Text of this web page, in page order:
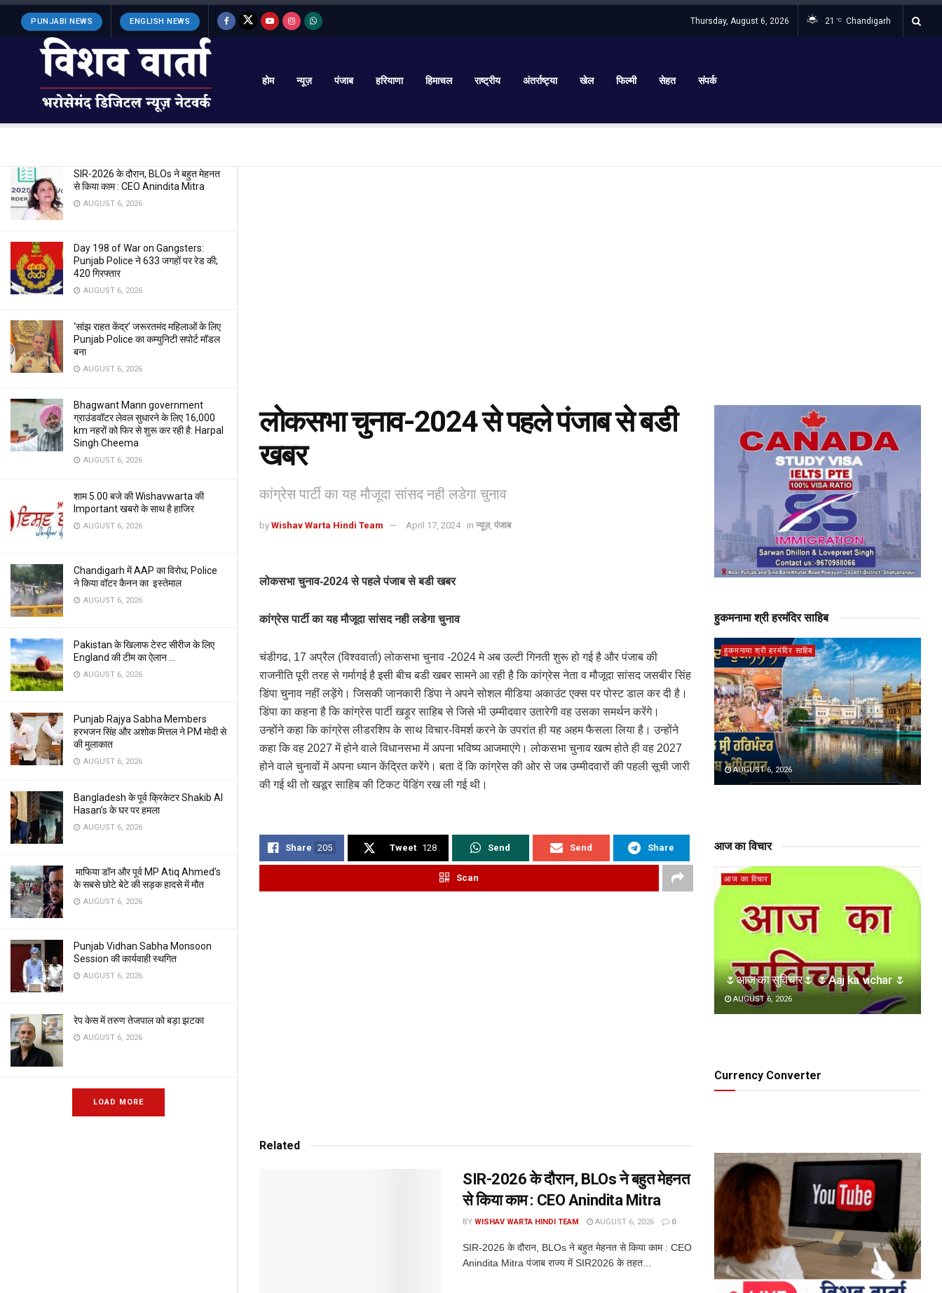
LATEST TRENDING Filter
लोकसभा चुनाव-2024 से पहले पंजाब से बडी
SIR-2026 के दौरान, BLOs ने बहुत मेहनत
से किया काम : CEO Anindita Mitra
AUGUST 6, 2026
Day 198 of War on Gangsters:
Punjab Police ने 633 जगहों पर रेड की;
420 गिरफ्तार
AUGUST 6, 2026
‘सांझ राहत केंद्र’ जरूरतमंद महिलाओं के लिए
Punjab Police का कम्युनिटी सपोर्ट मॉडल
बना
AUGUST 6, 2026
Bhagwant Mann government
ग्राउंडवॉटर लेवल सुधारने के लिए 16,000
km नहरों को फिर से शुरू कर रही है: Harpal
Singh Cheema
AUGUST 6, 2026
शाम 5.00 बजे की Wishavwarta की
Important खबरो के साथ है हाजिर
AUGUST 6, 2026
Chandigarh में AAP का विरोध; Police
ने किया वॉटर कैनन का इस्तेमाल
AUGUST 6, 2026
Pakistan के खिलाफ टेस्ट सीरीज के लिए
England की टीम का ऐलान …
AUGUST 6, 2026
Punjab Rajya Sabha Members
हरभजन सिंह और अशोक मित्तल ने PM मोदी से
की मुलाकात
AUGUST 6, 2026
Bangladesh के पूर्व क्रिकेटर Shakib Al
Hasan’s के घर पर हमला
AUGUST 6, 2026
माफिया डॉन और पूर्व MP Atiq Ahmed’s
के सबसे छोटे बेटे की सड़क हादसे में मौत
AUGUST 6, 2026
Punjab Vidhan Sabha Monsoon
Session की कार्यवाही स्थगित
AUGUST 6, 2026
रेप केस में तरुण तेजपाल को बड़ा झटका
AUGUST 6, 2026
LOAD MORE
PUNJABI NEWS ENGLISH NEWS Thursday, August 6, 2026 21 °C Chandigarh
होम न्यूज़ पंजाब हरियाणा हिमाचल राष्ट्रीय अंतर्राष्ट्या खेल फिल्मी सेहत संपर्क
लोकसभा चुनाव-2024 से पहले पंजाब से बडी
खबर
कांग्रेस पार्टी का यह मौजूदा सांसद नही लडेगा चुनाव
by Wishav Warta Hindi Team April 17, 2024 in न्यूज़, पंजाब
लोकसभा चुनाव-2024 से पहले पंजाब से बडी खबर
कांग्रेस पार्टी का यह मौजूदा सांसद नही लडेगा चुनाव
चंडीगढ, 17 अप्रैल (विश्ववार्ता) लोकसभा चुनाव -2024 मे अब उल्टी गिनती शुरू हो गई है और पंजाब की
राजनीति पूरी तरह से गर्मागई है इसी बीच बडी खबर सामने आ रही है कि कांग्रेस नेता व मौजूदा सांसद जसबीर सिंह
डिंपा चुनाव नहीं लड़ेंगे। जिसकी जानकारी डिंपा ने अपने सोशल मीडिया अकाउंट एक्स पर पोस्ट डाल कर दी है।
डिंपा का कहना है कि कांग्रेस पार्टी खड़ूर साहिब से जिसे भी उम्मीदवार उतारेगी वह उसका समर्थन करेंगे।
उन्होंने कहा कि कांग्रेस लीडरशिप के साथ विचार-विमर्श करने के उपरांत ही यह अहम फैसला लिया है। उन्होंने
कहा कि वह 2027 में होने वाले विधानसभा में अपना भविष्य आजमाएंगे। लोकसभा चुनाव खत्म होते ही वह 2027
होने वाले चुनावों में अपना ध्यान केंद्रित करेंगे। बता दें कि कांग्रेस की ओर से जब उम्मीदवारों की पहली सूची जारी
की गई थी तो खडूर साहिब की टिकट पेंडिंग रख ली गई थी।
Share 205 Tweet 128 Send Send Share
Scan
Related
SIR-2026 के दौरान, BLOs ने बहुत मेहनत
से किया काम : CEO Anindita Mitra
BY WISHAV WARTA HINDI TEAM AUGUST 6, 2026 0
SIR-2026 के दौरान, BLOs ने बहुत मेहनत से किया काम : CEO
Anindita Mitra पंजाब राज्य में SIR2026 के तहत...
हुकमनामा श्री हरमंदिर साहिब
हुकमनामा श्री हरमंदिर साहिब
AUGUST 6, 2026
आज का विचार
आज का विचार
🌷आज का सुविचार🌷 🌷Aaj ka vichar 🌷
AUGUST 6, 2026
Currency Converter